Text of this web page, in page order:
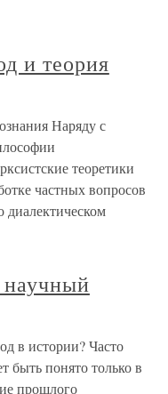
и теория
Наряду с
теоретики
частных вопросов
диалектическом
научный
в истории? Часто
быть понято только в
прошлого